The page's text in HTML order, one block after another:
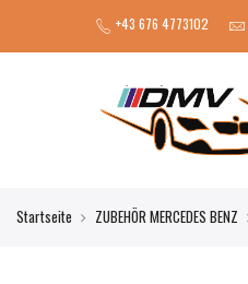
+43 676 4773102
Startseite ZUBEHÖR MERCEDES BENZ